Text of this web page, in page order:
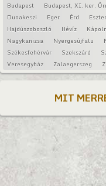
Budapest
Budapest, XI. ker.
Dunakeszi
Eger Érd
Hajdúszoboszló
Hévíz
Nagykanizsa
Nyergesújfalu
Székesfehérvár
Szekszárd
Veresegyház
Zalaegerszeg
MIT